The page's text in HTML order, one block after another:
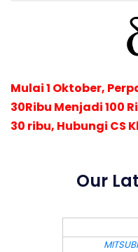
Mulai 1 Oktober,
30Ribu Menjadi 100
30 ribu, Hubungi CS
Our